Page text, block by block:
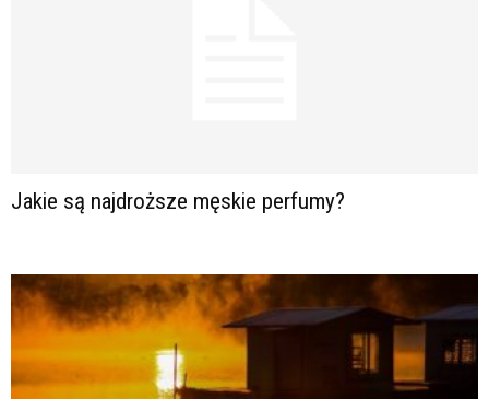
Jakie są najdroższe męskie perfumy?